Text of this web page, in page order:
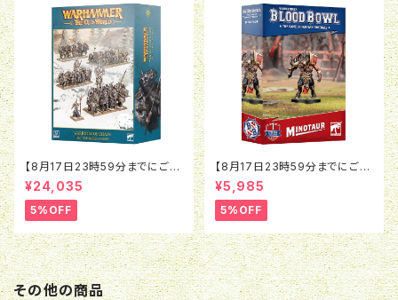
【8月17日23時59分までにご予
約で5％OFF】オールドワール
ド：ウォリアー・オヴ・ケイオス：バ
トルマーチアーミー
¥24,035
5%OFF
【8月17日23時59分までにご予
約で5％OFF】ブラッドボウル：ミ
ノタウロス
¥5,985
5%OFF
その他の商品